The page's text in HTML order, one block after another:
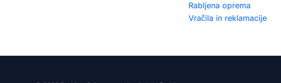
Rabljena oprema
Vračila in reklamacije